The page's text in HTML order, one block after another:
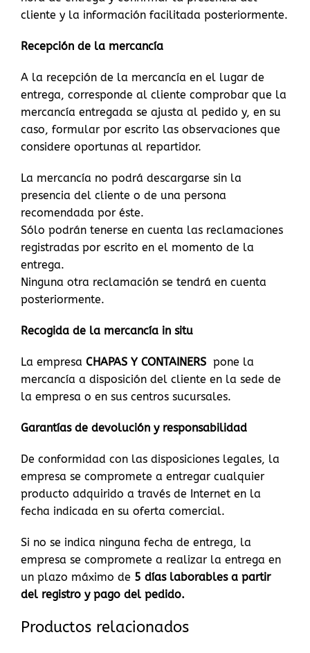
cliente y la información facilitada posteriormente.
Recepción de la mercancía
A la recepción de la mercancía en el lugar de
entrega, corresponde al cliente comprobar que la
mercancía entregada se ajusta al pedido y, en su
caso, formular por escrito las observaciones que
considere oportunas al repartidor.
La mercancía no podrá descargarse sin la
presencia del cliente o de una persona
recomendada por éste.
Sólo podrán tenerse en cuenta las reclamaciones
registradas por escrito en el momento de la
entrega.
Ninguna otra reclamación se tendrá en cuenta
posteriormente.
Recogida de la mercancía in situ
La empresa CHAPAS Y CONTAINERS pone la
mercancía a disposición del cliente en la sede de
la empresa o en sus centros sucursales.
Garantías de devolución y responsabilidad
De conformidad con las disposiciones legales, la
empresa se compromete a entregar cualquier
producto adquirido a través de Internet en la
fecha indicada en su oferta comercial.
Si no se indica ninguna fecha de entrega, la
empresa se compromete a realizar la entrega en
un plazo máximo de 5 días laborables a partir
del registro y pago del pedido.
Productos relacionados